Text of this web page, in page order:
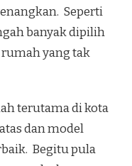
Seperti
banyak dipilih
yang tak
terutama di kota
dan model
Begitu pula